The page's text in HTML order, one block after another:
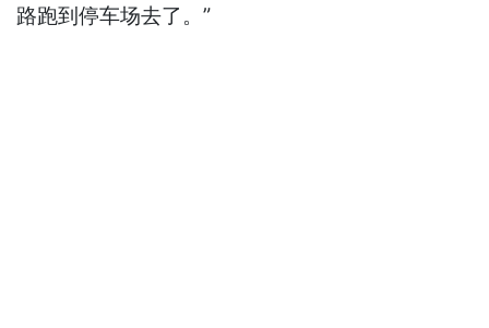
路跑到停车场去了。”